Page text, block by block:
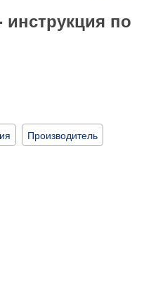
по
Производитель